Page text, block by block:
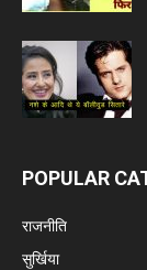
POPULAR
राजनीति
सुर्खिया